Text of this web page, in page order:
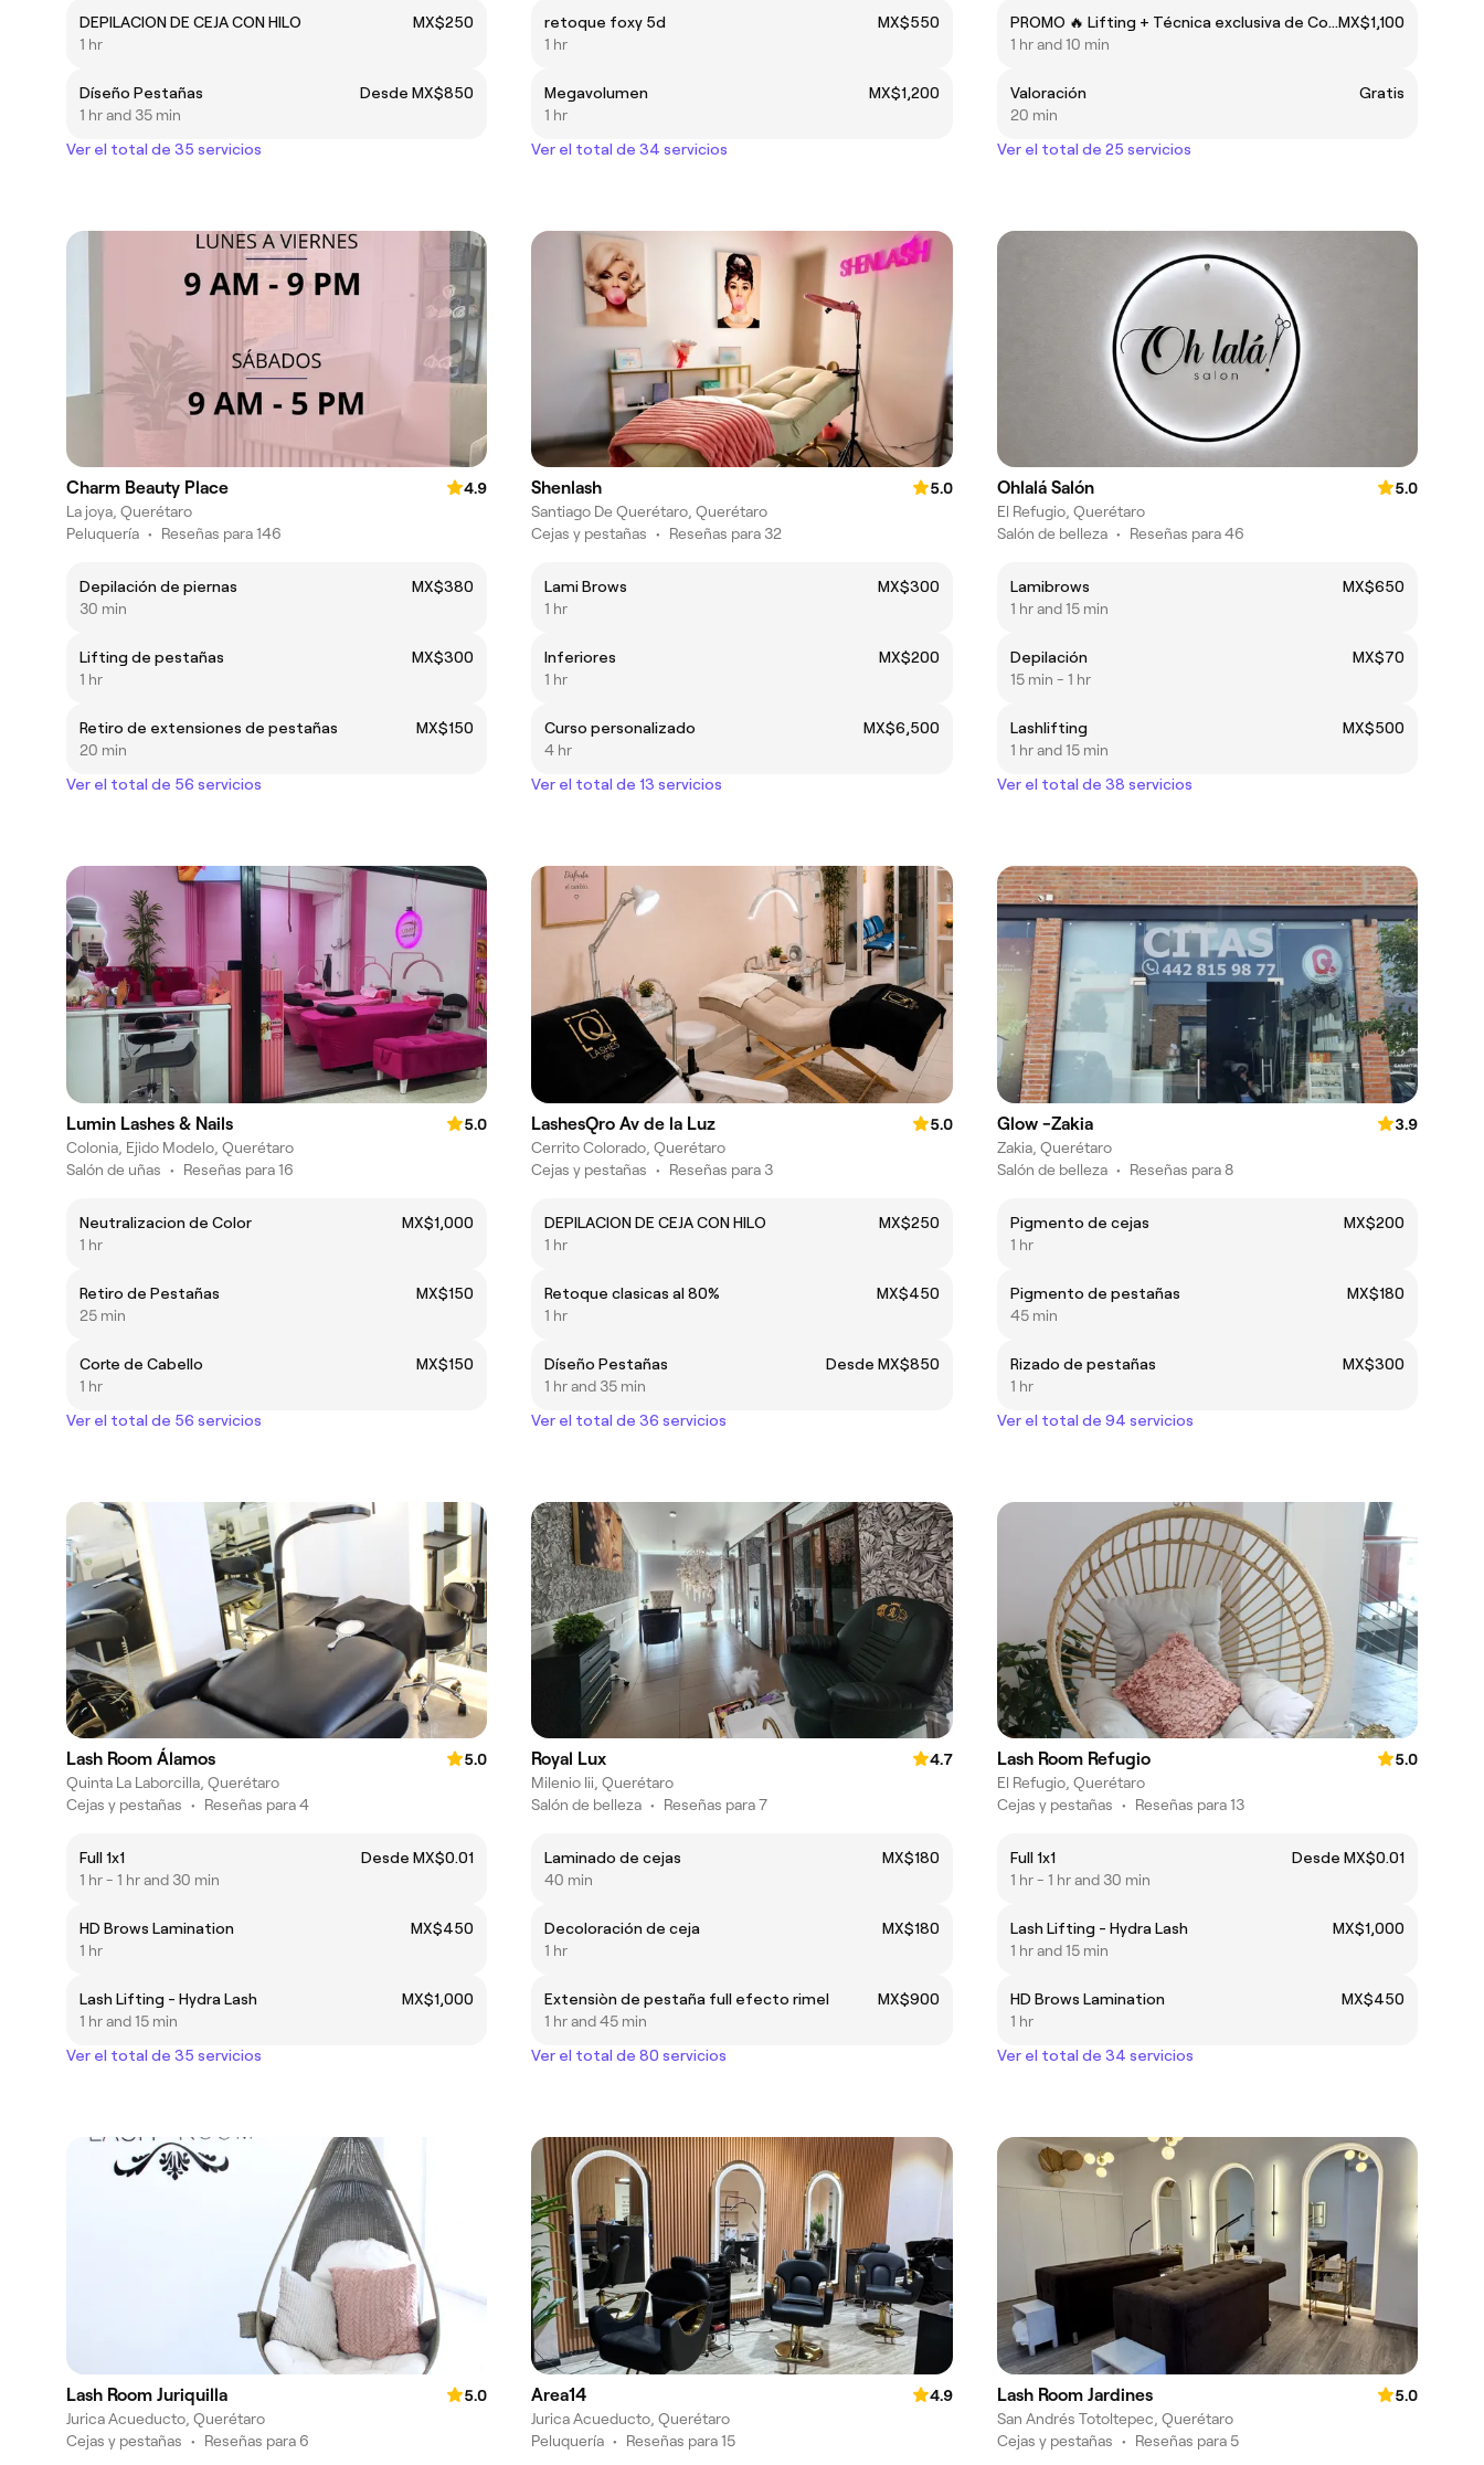
DEPILACION DE CEJA CON HILO
MX$250
1 hr
Díseño Pestañas
Desde MX$850
1 hr and 35 min
Ver el total de 35 servicios
retoque foxy 5d
MX$550
1 hr
Megavolumen
MX$1,200
1 hr
Ver el total de 34 servicios
PROMO 🔥 Lifting + Técnica exclusiva de Corea 🇰🇷MX$1,100
1 hr and 10 min
Valoración
Gratis
20 min
Ver el total de 25 servicios
Charm Beauty Place
4.9
La joya, Querétaro
Peluquería • Reseñas para 146
Depilación de piernas
MX$380
30 min
Lifting de pestañas
MX$300
1 hr
Retiro de extensiones de pestañas
MX$150
20 min
Ver el total de 56 servicios
Shenlash
5.0
Santiago De Querétaro, Querétaro
Cejas y pestañas • Reseñas para 32
Lami Brows
MX$300
1 hr
Inferiores
MX$200
1 hr
Curso personalizado
MX$6,500
4 hr
Ver el total de 13 servicios
Ohlalá Salón
5.0
El Refugio, Querétaro
Salón de belleza • Reseñas para 46
Lamibrows
MX$650
1 hr and 15 min
Depilación
MX$70
15 min - 1 hr
Lashlifting
MX$500
1 hr and 15 min
Ver el total de 38 servicios
Lumin Lashes & Nails
5.0
Colonia, Ejido Modelo, Querétaro
Salón de uñas • Reseñas para 16
Neutralizacion de Color
MX$1,000
1 hr
Retiro de Pestañas
MX$150
25 min
Corte de Cabello
MX$150
1 hr
Ver el total de 56 servicios
LashesQro Av de la Luz
5.0
Cerrito Colorado, Querétaro
Cejas y pestañas • Reseñas para 3
DEPILACION DE CEJA CON HILO
MX$250
1 hr
Retoque clasicas al 80%
MX$450
1 hr
Díseño Pestañas
Desde MX$850
1 hr and 35 min
Ver el total de 36 servicios
Glow -Zakia
3.9
Zakia, Querétaro
Salón de belleza • Reseñas para 8
Pigmento de cejas
MX$200
1 hr
Pigmento de pestañas
MX$180
45 min
Rizado de pestañas
MX$300
1 hr
Ver el total de 94 servicios
Lash Room Álamos
5.0
Quinta La Laborcilla, Querétaro
Cejas y pestañas • Reseñas para 4
Full 1x1
Desde MX$0.01
1 hr - 1 hr and 30 min
HD Brows Lamination
MX$450
1 hr
Lash Lifting - Hydra Lash
MX$1,000
1 hr and 15 min
Ver el total de 35 servicios
Royal Lux
4.7
Milenio Iii, Querétaro
Salón de belleza • Reseñas para 7
Laminado de cejas
MX$180
40 min
Decoloración de ceja
MX$180
1 hr
Extensiòn de pestaña full efecto rimel
MX$900
1 hr and 45 min
Ver el total de 80 servicios
Lash Room Refugio
5.0
El Refugio, Querétaro
Cejas y pestañas • Reseñas para 13
Full 1x1
Desde MX$0.01
1 hr - 1 hr and 30 min
Lash Lifting - Hydra Lash
MX$1,000
1 hr and 15 min
HD Brows Lamination
MX$450
1 hr
Ver el total de 34 servicios
Lash Room Juriquilla
5.0
Jurica Acueducto, Querétaro
Cejas y pestañas • Reseñas para 6
Area14
4.9
Jurica Acueducto, Querétaro
Peluquería • Reseñas para 15
Lash Room Jardines
5.0
San Andrés Totoltepec, Querétaro
Cejas y pestañas • Reseñas para 5